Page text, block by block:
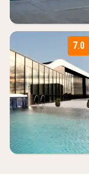
7.0